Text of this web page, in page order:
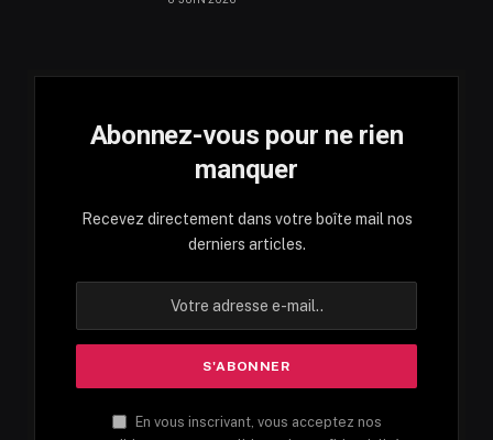
Abonnez-vous pour ne rien
manquer
Recevez directement dans votre boîte mail nos
derniers articles.
En vous inscrivant, vous acceptez nos